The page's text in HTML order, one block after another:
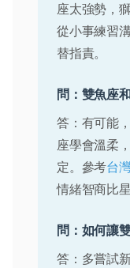
座太強勢，
從小事練習
替指責。
問：雙魚座
答：有可能
座學會溫柔
定。參考台
情緒智商比
問：如何讓
答：多嘗試